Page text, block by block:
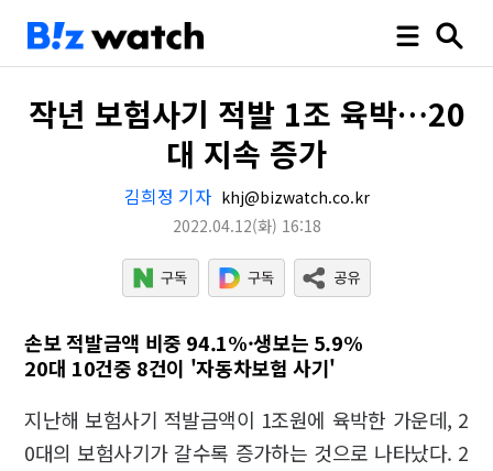
작년 보험사기 적발 1조 육박…20
대 지속 증가
김희정 기자 khj@bizwatch.co.kr
2022.04.12(화) 16:18
손보 적발금액 비중 94.1%·생보는 5.9%
20대 10건중 8건이 '자동차보험 사기'
지난해 보험사기 적발금액이 1조원에 육박한 가운데, 2
0대의 보험사기가 갈수록 증가하는 것으로 나타났다. 2